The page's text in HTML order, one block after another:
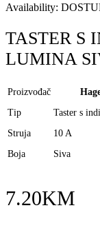
Availability:
TASTER S
LUMINA
Proizvođač
Tip
Taster s
Struja
10 A
Boja
Siva
7.20KM